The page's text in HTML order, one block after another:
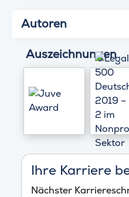
Autoren
Auszeichnungen
Ihre Karriere
Nächster